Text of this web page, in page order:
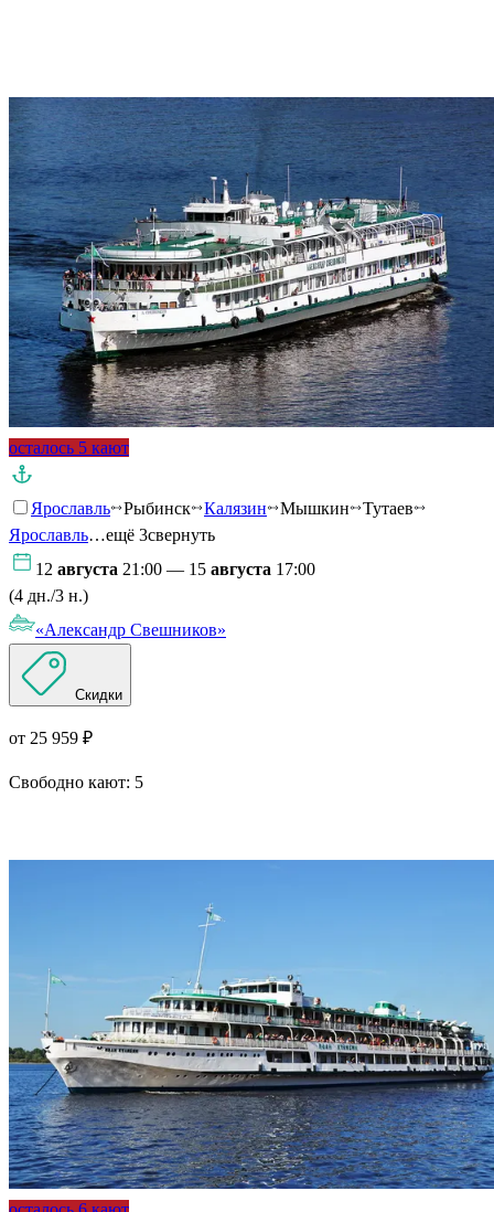
осталось 5 кают
Ярославль Рыбинск Калязин Мышкин
Тутаев
Ярославль…ещё 3свернуть
12 августа 21:00 — 15 августа 17:00
(4 дн./3 н.)
«Александр Свешников»
Скидки
от 25 959 ₽
Свободно кают: 5